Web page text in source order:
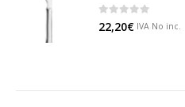
0out of 5
22,20€ IVA No inc.